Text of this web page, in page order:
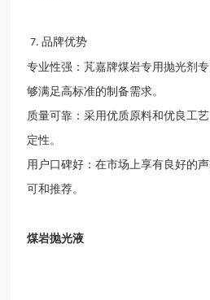
7.品牌优势
专业性强：芃嘉牌煤岩专用抛光剂
够满足高标准的制备需求。
质量可靠：采用优质原料和优良工
定性。
用户口碑好：在市场上享有良好的
可和推荐。
煤岩抛光液